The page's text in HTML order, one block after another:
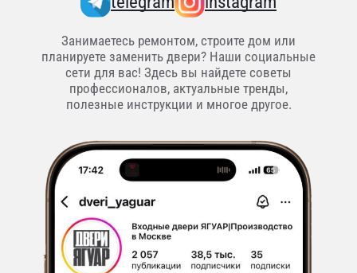
Занимаетесь ремонтом, строите дом или
планируете заменить двери? Наши социальные
сети для вас! Здесь вы найдете советы
профессионалов, актуальные тренды,
полезные инструкции и многое другое.